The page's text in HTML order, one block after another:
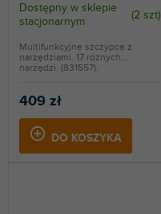
Dostępny w sklepie
stacjonarnym
(2 szt)
409 zł
DO KOSZYKA
Multifunkcyjne szczypce z
narzędziami. 17 różnych
narzędzi. (831557).